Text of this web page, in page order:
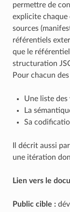
permettre de
explicite chaque
sources
référentiels
que le
structuration
Pour chacun
Une liste des
La
Sa
Il décrit aussi
une itération
Lien vers le
Public cible :